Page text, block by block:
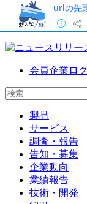
urlの先